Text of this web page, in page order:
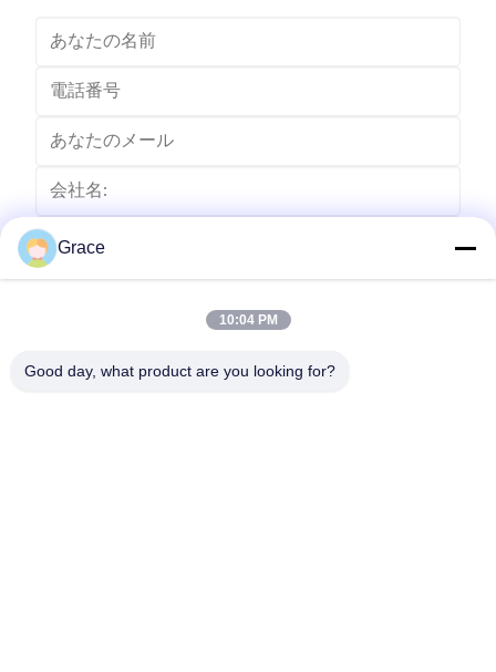
送りなさい
Grace
10:04 PM
Good day, what product are you looking for?